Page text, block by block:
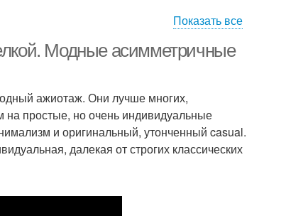
Показать все
Модные асимметричные
ажиотаж. Они лучше многих,
простые, но очень индивидуальные
и оригинальный, утонченный casual.
далекая от строгих классических